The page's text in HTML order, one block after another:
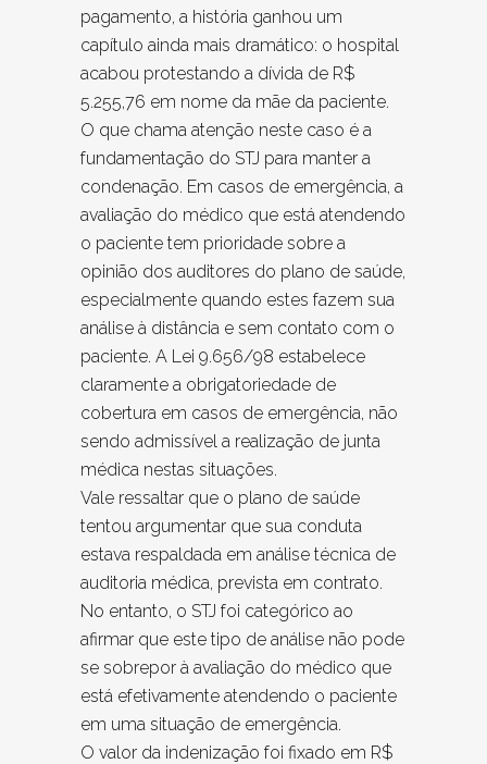
pagamento, a história ganhou um
capítulo ainda mais dramático: o hospital
acabou protestando a dívida de R$
5.255,76 em nome da mãe da paciente.
O que chama atenção neste caso é a
fundamentação do STJ para manter a
condenação. Em casos de emergência, a
avaliação do médico que está atendendo
o paciente tem prioridade sobre a
opinião dos auditores do plano de saúde,
especialmente quando estes fazem sua
análise à distância e sem contato com o
paciente. A Lei 9.656/98 estabelece
claramente a obrigatoriedade de
cobertura em casos de emergência, não
sendo admissível a realização de junta
médica nestas situações.
Vale ressaltar que o plano de saúde
tentou argumentar que sua conduta
estava respaldada em análise técnica de
auditoria médica, prevista em contrato.
No entanto, o STJ foi categórico ao
afirmar que este tipo de análise não pode
se sobrepor à avaliação do médico que
está efetivamente atendendo o paciente
em uma situação de emergência.
O valor da indenização foi fixado em R$